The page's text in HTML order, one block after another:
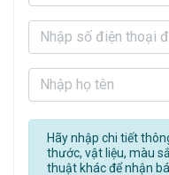
Hãy nhập chi tiết
thước, vật liệu, màu
thuật khác để nhận